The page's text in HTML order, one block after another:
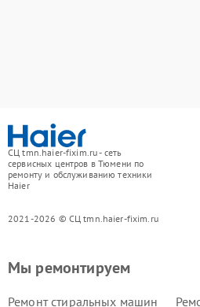
СЦ tmn.haier-fixim.ru - сеть
сервисных центров в Тюмени по
ремонту и обслуживанию техники
Haier
2021-2026 © СЦ tmn.haier-fixim.ru
Мы ремонтируем
Ремонт стиральных машин